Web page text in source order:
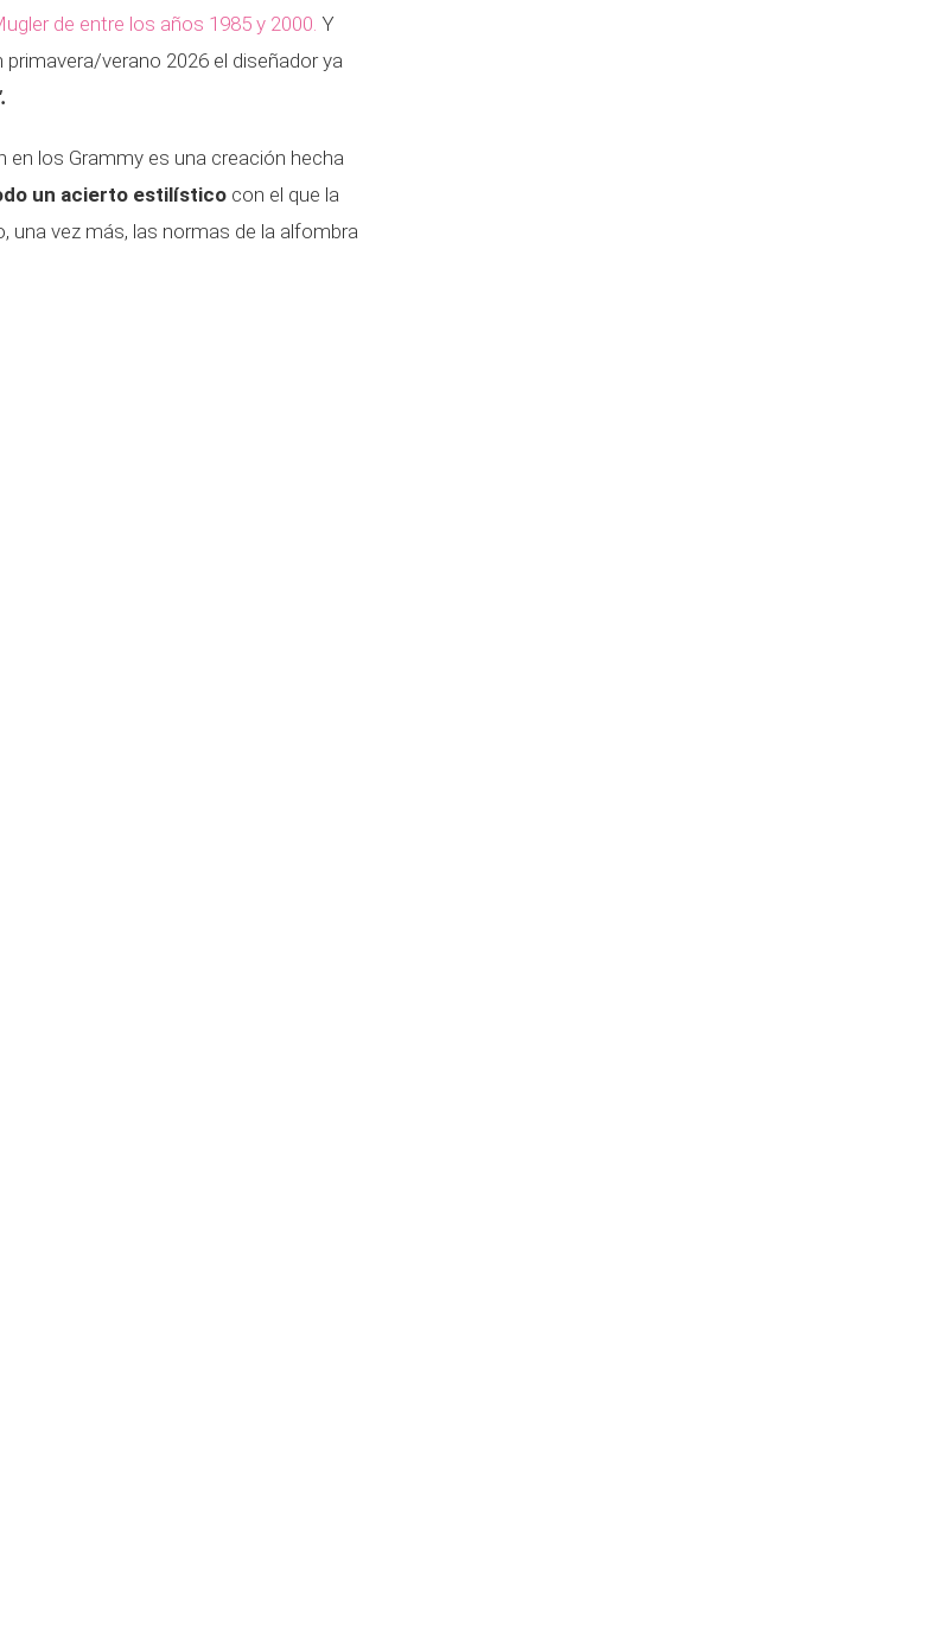
de entre los años 1985 y 2000. Y
verano 2026 el diseñador ya
en los Grammy es una creación hecha
un acierto estilístico con el que la
una vez más, las normas de la alfombra